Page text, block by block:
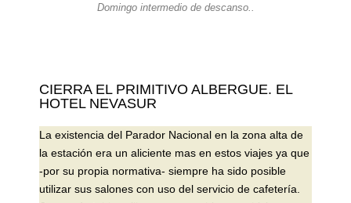
Domingo intermedio de descanso..
CIERRA EL PRIMITIVO ALBERGUE. EL
HOTEL NEVASUR
La existencia del Parador Nacional en la zona alta de
la estación era un aliciente mas en estos viajes ya que
-por su propia normativa- siempre ha sido posible
utilizar sus salones con uso del servicio de cafetería.